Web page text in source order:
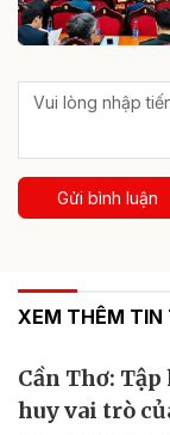
Gửi bình luận
XEM THÊM TIN
Cần Thơ:
huy vai trò